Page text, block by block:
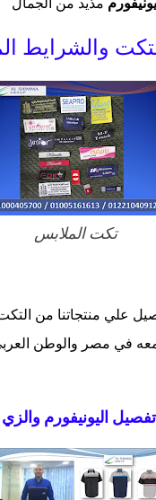
والشرايط
تكت الملابس
علي منتجاتنا من
في مصر والوطن
اليونيفورم